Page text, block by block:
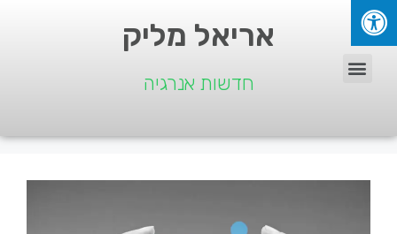
אריאל מליק
חדשות אנרגיה